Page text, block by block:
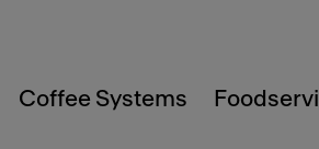
Coffee Systems